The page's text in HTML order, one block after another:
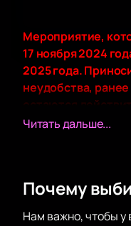
Мероприятие,
17 ноября 2024
2025 года.
неудобства,
остаются
Концерт группы
своим хитам, таким
Читать дальше...
Почему
Нам важно, чтобы у